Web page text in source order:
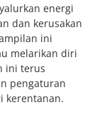
energi
dan kerusakan
ini
melarikan diri
ini terus
pengaturan
kerentanan.